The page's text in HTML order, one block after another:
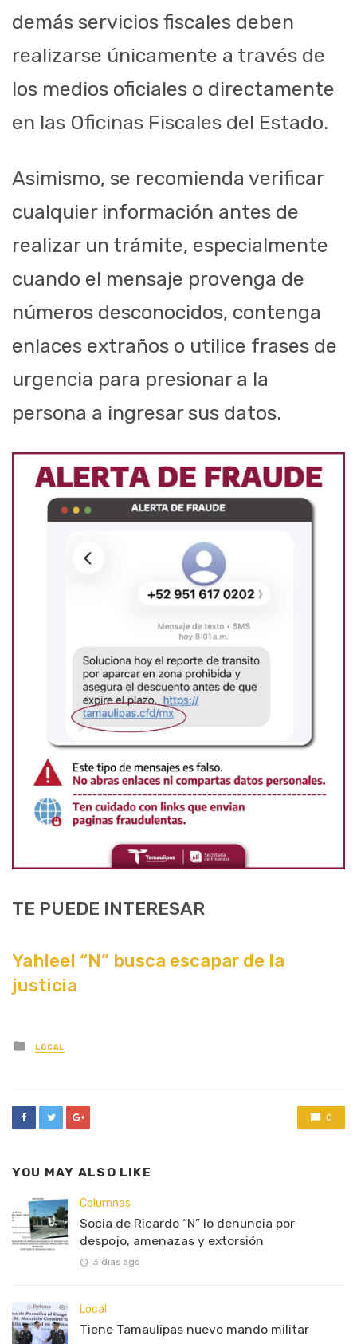
demás servicios fiscales deben
realizarse únicamente a través de
los medios oficiales o directamente
en las Oficinas Fiscales del Estado.
Asimismo, se recomienda verificar
cualquier información antes de
realizar un trámite, especialmente
cuando el mensaje provenga de
números desconocidos, contenga
enlaces extraños o utilice frases de
urgencia para presionar a la
persona a ingresar sus datos.
TE PUEDE INTERESAR
Yahleel “N” busca escapar de la
justicia
Posted
in
LOCAL
0
YOU MAY ALSO LIKE
Columnas
Socia de Ricardo “N” lo denuncia por
despojo, amenazas y extorsión
3 días ago
Local
Tiene Tamaulipas nuevo mando militar